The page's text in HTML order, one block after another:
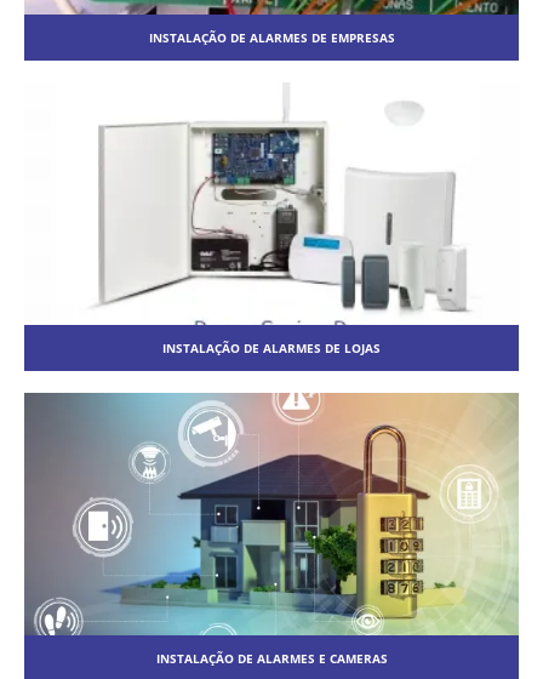
INSTALAÇÃO DE ALARMES DE EMPRESAS
INSTALAÇÃO DE ALARMES DE LOJAS
INSTALAÇÃO DE ALARMES E CAMERAS